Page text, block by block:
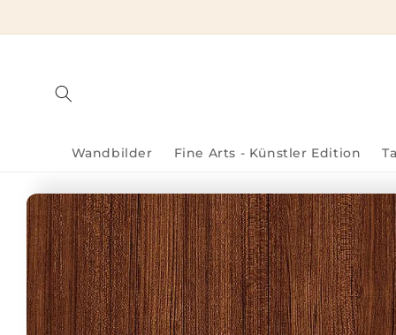
Inhalt
Wandbilder Fine Arts - Künstler Edition
Zu
Produktinformationen
springen